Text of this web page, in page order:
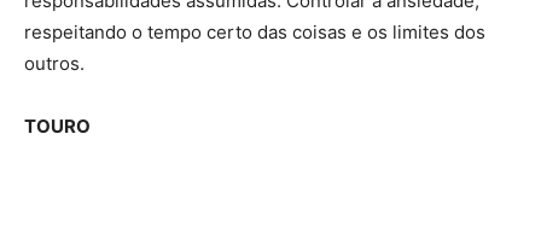
respeitando o tempo certo das coisas e os limites dos
outros.
TOURO